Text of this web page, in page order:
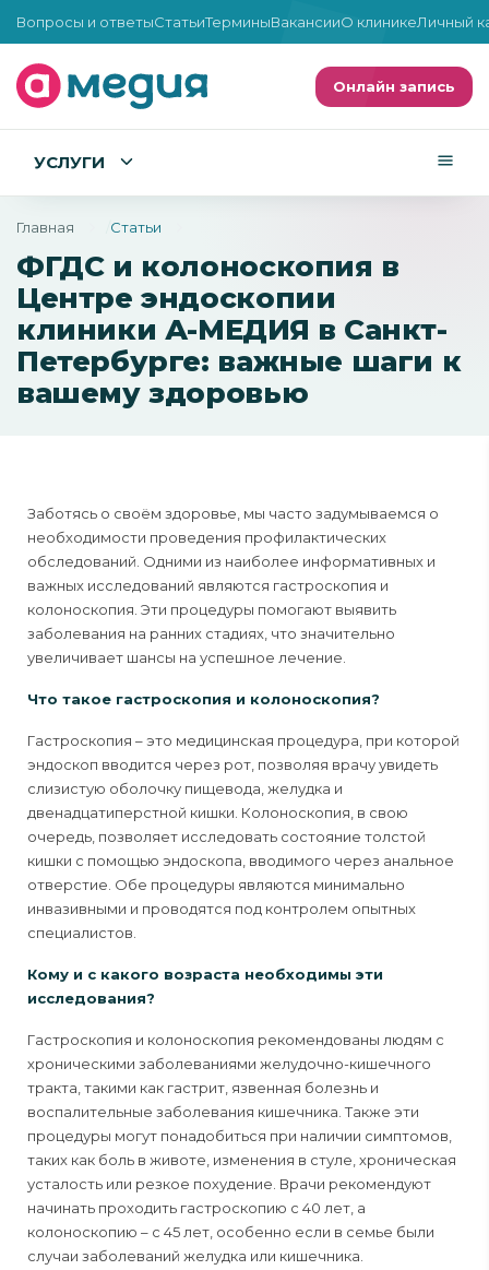
Вопросы и ответыСтатьиТерминыВакансииО клиникеЛичный
Онлайн запись
УСЛУГИ
Главная Статьи
ФГДС и колоноскопия в
Центре эндоскопии
клиники А-МЕДИЯ в Санкт-
Петербурге: важные шаги к
вашему здоровью
Заботясь о своём здоровье, мы часто задумываемся о
необходимости проведения профилактических
обследований. Одними из наиболее информативных и
важных исследований являются гастроскопия и
колоноскопия. Эти процедуры помогают выявить
заболевания на ранних стадиях, что значительно
увеличивает шансы на успешное лечение.
Что такое гастроскопия и колоноскопия?
Гастроскопия – это медицинская процедура, при которой
эндоскоп вводится через рот, позволяя врачу увидеть
слизистую оболочку пищевода, желудка и
двенадцатиперстной кишки. Колоноскопия, в свою
очередь, позволяет исследовать состояние толстой
кишки с помощью эндоскопа, вводимого через анальное
отверстие. Обе процедуры являются минимально
инвазивными и проводятся под контролем опытных
специалистов.
Кому и с какого возраста необходимы эти
исследования?
Гастроскопия и колоноскопия рекомендованы людям с
хроническими заболеваниями желудочно-кишечного
тракта, такими как гастрит, язвенная болезнь и
воспалительные заболевания кишечника. Также эти
процедуры могут понадобиться при наличии симптомов,
таких как боль в животе, изменения в стуле, хроническая
усталость или резкое похудение. Врачи рекомендуют
начинать проходить гастроскопию с 40 лет, а
колоноскопию – с 45 лет, особенно если в семье были
случаи заболеваний желудка или кишечника.